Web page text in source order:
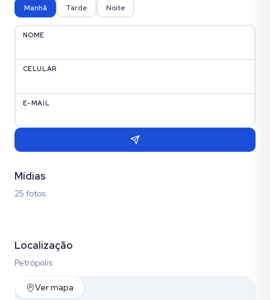
Manhã Tarde Noite
NOME
CELULAR
E-MAIL
Mídias
25 fotos
Localização
Petrópolis
Ver mapa